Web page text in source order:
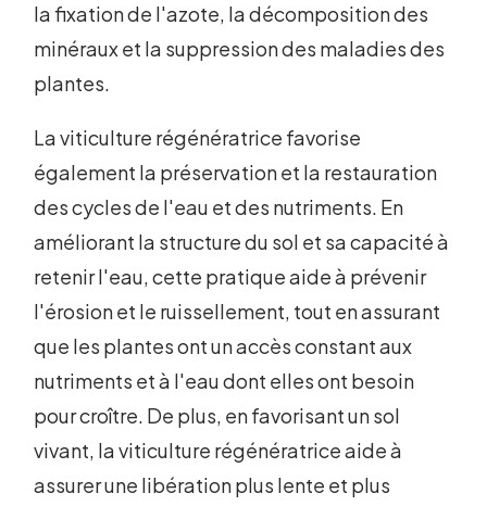
la fixation de l'azote, la décomposition des
minéraux et la suppression des maladies des
plantes.
La viticulture régénératrice favorise
également la préservation et la restauration
des cycles de l'eau et des nutriments. En
améliorant la structure du sol et sa capacité à
retenir l'eau, cette pratique aide à prévenir
l'érosion et le ruissellement, tout en assurant
que les plantes ont un accès constant aux
nutriments et à l'eau dont elles ont besoin
pour croître. De plus, en favorisant un sol
vivant, la viticulture régénératrice aide à
assurer une libération plus lente et plus